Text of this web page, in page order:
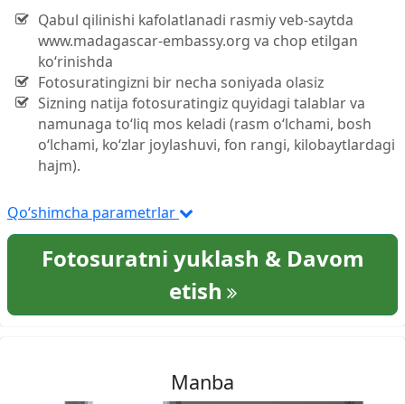
Qabul qilinishi kafolatlanadi rasmiy veb-saytda
www.madagascar-embassy.org va chop etilgan
ko‘rinishda
Fotosuratingizni bir necha soniyada olasiz
Sizning natija fotosuratingiz quyidagi talablar va
namunaga to‘liq mos keladi (rasm o‘lchami, bosh
o‘lchami, ko‘zlar joylashuvi, fon rangi, kilobaytlardagi
hajm).
Qo‘shimcha parametrlar
Fotosuratni yuklash & Davom
etish
Manba